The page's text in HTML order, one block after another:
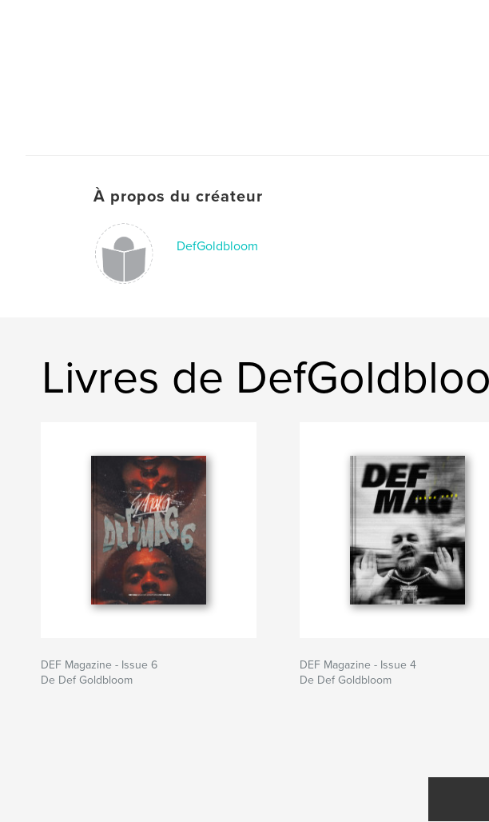
À propos du créateur
DefGoldbloom
Livres de
DEF Magazine - Issue 6
De Def Goldbloom
DEF Magazine - Issue 4
De Def Goldbloom